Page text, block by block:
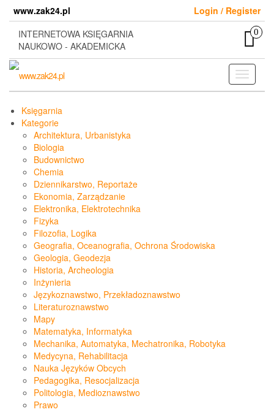
content
www.zak24.pl
Login / Register
INTERNETOWA KSIĘGARNIA
NAUKOWO - AKADEMICKA
0
Toggle
Księgarnia
Kategorie
Architektura, Urbanistyka
Biologia
Budownictwo
Chemia
Dziennikarstwo, Reportaże
Ekonomia, Zarządzanie
Elektronika, Elektrotechnika
Fizyka
Filozofia, Logika
Geografia, Oceanografia, Ochrona Środowiska
Geologia, Geodezja
Historia, Archeologia
Inżynieria
Językoznawstwo, Przekładoznawstwo
Literaturoznawstwo
Mapy
Matematyka, Informatyka
Mechanika, Automatyka, Mechatronika, Robotyka
Medycyna, Rehabilitacja
Nauka Języków Obcych
Pedagogika, Resocjalizacja
Politologia, Medioznawstwo
Prawo